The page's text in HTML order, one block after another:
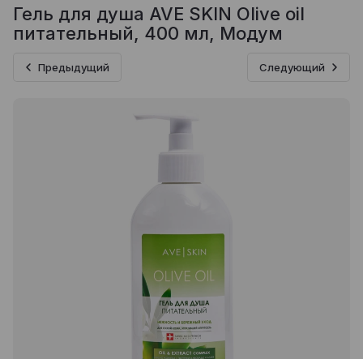
Гель для душа AVE SKIN Olive oil
питательный, 400 мл, Модум
Предыдущий Следующий